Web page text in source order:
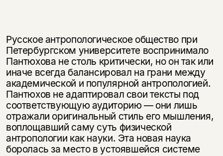
Русское антропологическое общество при
Петербургском университете воспринимало
Пантюхова не столь критически, но он так или
иначе всегда балансировал на грани между
академической и популярной антропологией.
Пантюхов не адаптировал свои тексты под
соответствующую аудиторию — они лишь
отражали оригинальный стиль его мышления,
воплощавший саму суть физической
антропологии как науки. Эта новая наука
боролась за место в устоявшейся системе